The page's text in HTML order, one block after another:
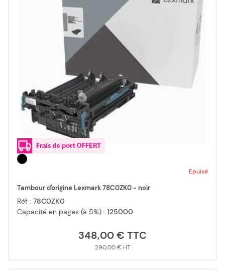
Epuisé
Tambour d'origine Lexmark 78C0ZK0 - noir
Réf : 78C0ZK0
Capacité en pages (à 5%) : 125000
348,00 €
290,00 €